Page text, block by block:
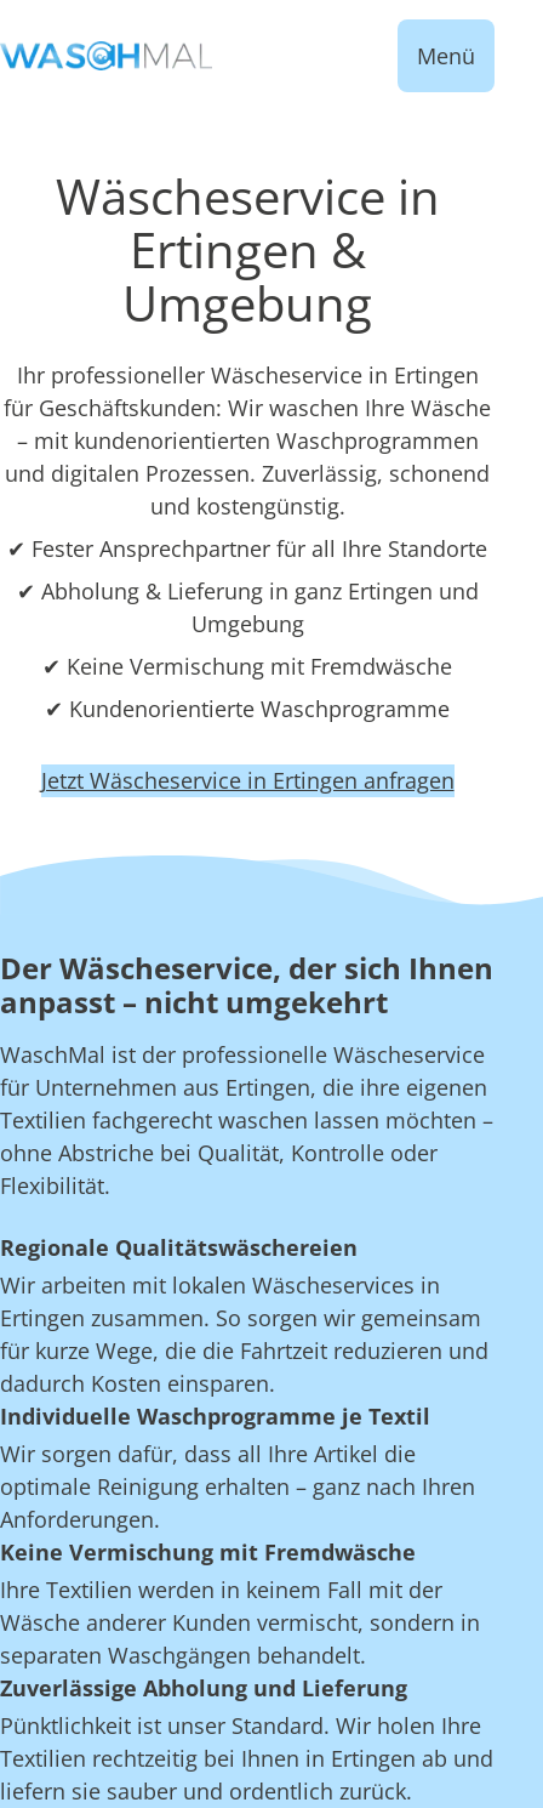
Menü
Wäscheservice in
Ertingen &
Umgebung
Ihr professioneller Wäscheservice in Ertingen
für Geschäftskunden: Wir waschen Ihre Wäsche
– mit kundenorientierten Waschprogrammen
und digitalen Prozessen. Zuverlässig, schonend
und kostengünstig.
✔ Fester Ansprechpartner für all Ihre Standorte
✔ Abholung & Lieferung in ganz Ertingen und
Umgebung
✔ Keine Vermischung mit Fremdwäsche
✔ Kundenorientierte Waschprogramme
Jetzt Wäscheservice in Ertingen anfragen
Der Wäscheservice, der sich Ihnen
anpasst – nicht umgekehrt
WaschMal ist der professionelle Wäscheservice
für Unternehmen aus Ertingen, die ihre eigenen
Textilien fachgerecht waschen lassen möchten –
ohne Abstriche bei Qualität, Kontrolle oder
Flexibilität.
Regionale Qualitätswäschereien
Wir arbeiten mit lokalen Wäscheservices in
Ertingen zusammen. So sorgen wir gemeinsam
für kurze Wege, die die Fahrtzeit reduzieren und
dadurch Kosten einsparen.
Individuelle Waschprogramme je Textil
Wir sorgen dafür, dass all Ihre Artikel die
optimale Reinigung erhalten – ganz nach Ihren
Anforderungen.
Keine Vermischung mit Fremdwäsche
Ihre Textilien werden in keinem Fall mit der
Wäsche anderer Kunden vermischt, sondern in
separaten Waschgängen behandelt.
Zuverlässige Abholung und Lieferung
Pünktlichkeit ist unser Standard. Wir holen Ihre
Textilien rechtzeitig bei Ihnen in Ertingen ab und
liefern sie sauber und ordentlich zurück.